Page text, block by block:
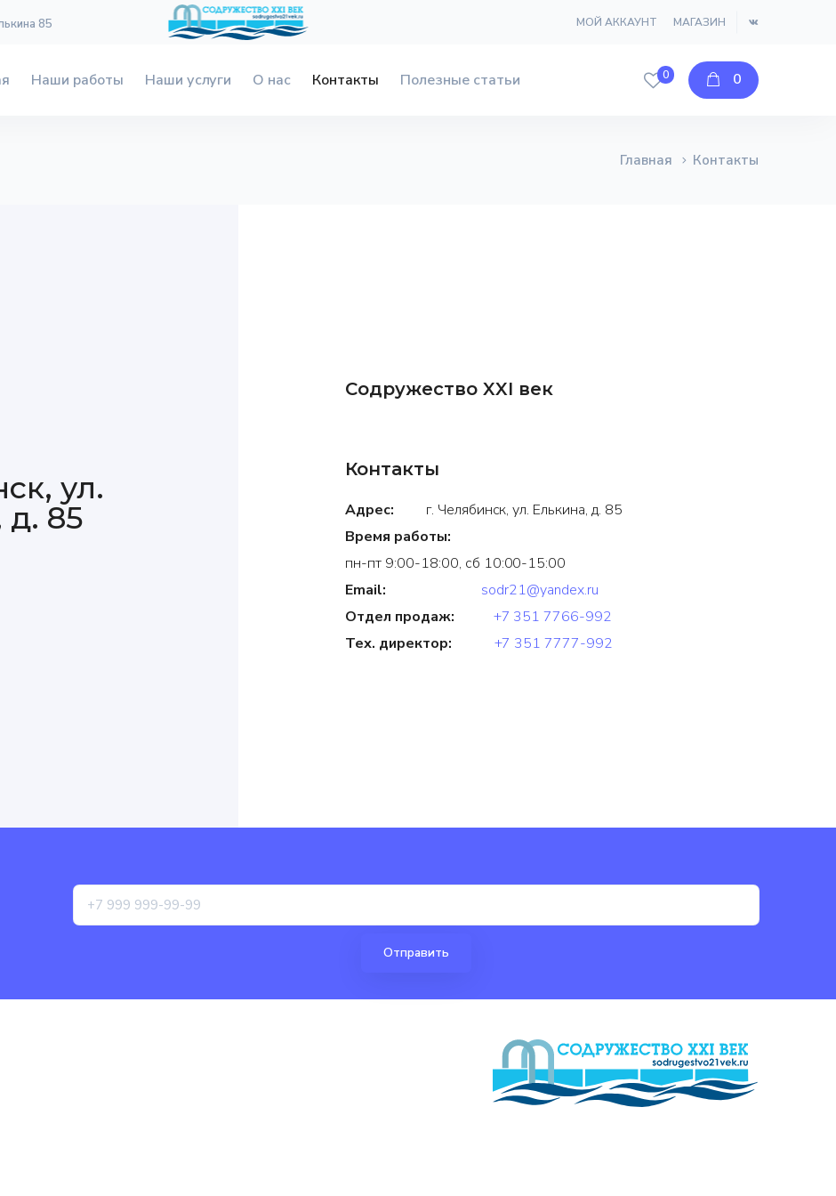
85 МОЙ АККАУНТ МАГАЗИН
Наши работы Наши услуги О нас Контакты Полезные статьи 0
0
Главная Контакты
ул.
д. 85
Содружество XXI век
Контакты
Адрес: г. Челябинск, ул. Елькина, д. 85
Время работы:
пн-пт 9:00-18:00, сб 10:00-15:00
Email:
sodr21@yandex.ru
Отдел продаж:
+7 351 7766-992
Тех. директор:
+7 351 7777-992